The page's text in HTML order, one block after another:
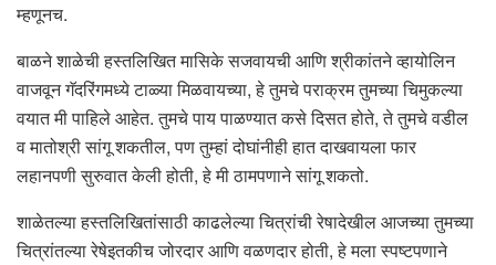
म्हणूनच.
बाळने शाळेची हस्तलिखित मासिके सजवायची आणि श्रीकांतने व्हायोलिन
वाजवून गॅदरिंगमध्ये टाळ्या मिळवायच्या, हे तुमचे पराक्रम तुमच्या चिमुकल्या
वयात मी पाहिले आहेत. तुमचे पाय पाळण्यात कसे दिसत होते, ते तुमचे वडील
व मातोश्री सांगू शकतील, पण तुम्हां दोघांनीही हात दाखवायला फार
लहानपणी सुरुवात केली होती, हे मी ठामपणाने सांगू शकतो.
शाळेतल्या हस्तलिखितांसाठी काढलेल्या चित्रांची रेषादेखील आजच्या तुमच्या
चित्रांतल्या रेषेइतकीच जोरदार आणि वळणदार होती, हे मला स्पष्टपणाने